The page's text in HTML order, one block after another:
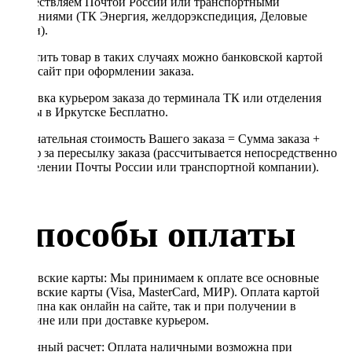
компаниями (ТК Энергия, желдорэкспедиция, Деловые
линии).
Оплатить товар в таких случаях можно банковской картой
через сайт при оформлении заказа.
Доставка курьером заказа до терминала ТК или отделения
Почты в Иркутске Бесплатно.
Окончательная стоимость Вашего заказа = Сумма заказа +
Тариф за пересылку заказа (рассчитывается непосредственно
в отделении Почты России или транспортной компании).
Способы оплаты
Банковские карты: Мы принимаем к оплате все основные
банковские карты (Visa, MasterCard, МИР). Оплата картой
доступна как онлайн на сайте, так и при получении в
магазине или при доставке курьером.
Наличный расчет: Оплата наличными возможна при